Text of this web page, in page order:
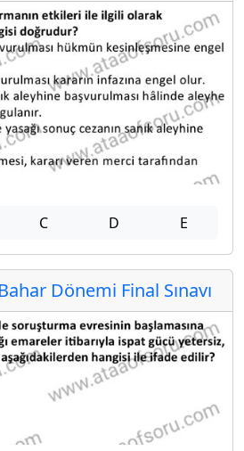
C D E
Dönemi Final Sınavı